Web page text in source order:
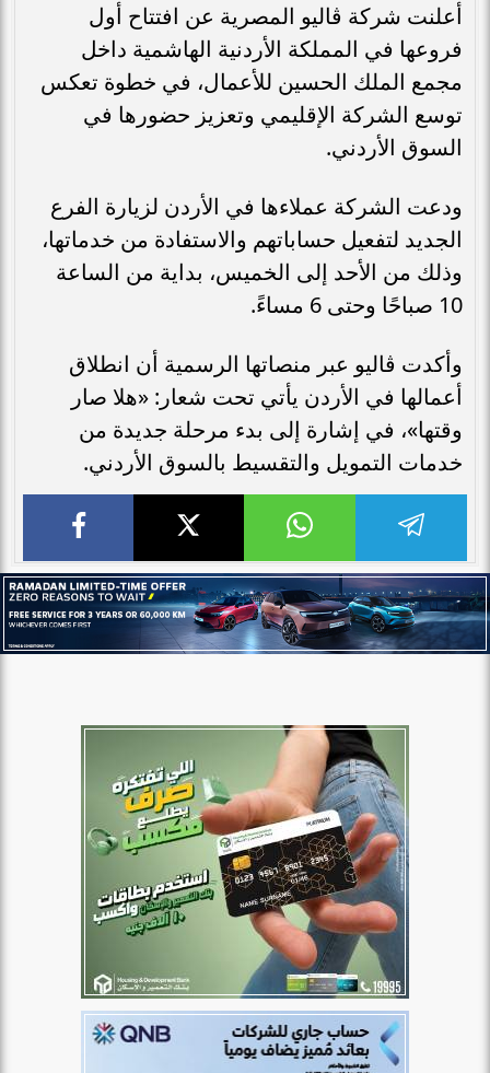
أعلنت شركة ڤاليو المصرية عن افتتاح أول
فروعها في المملكة الأردنية الهاشمية داخل
مجمع الملك الحسين للأعمال، في خطوة تعكس
توسع الشركة الإقليمي وتعزيز حضورها في
السوق الأردني.
ودعت الشركة عملاءها في الأردن لزيارة الفرع
الجديد لتفعيل حساباتهم والاستفادة من خدماتها،
وذلك من الأحد إلى الخميس، بداية من الساعة
10 صباحًا وحتى 6 مساءً.
وأكدت ڤاليو عبر منصاتها الرسمية أن انطلاق
أعمالها في الأردن يأتي تحت شعار: «هلا صار
وقتها»، في إشارة إلى بدء مرحلة جديدة من
خدمات التمويل والتقسيط بالسوق الأردني.